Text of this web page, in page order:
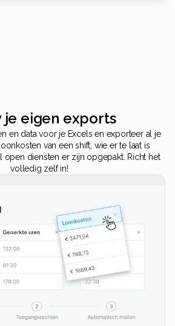
je eigen exports
van een shift, wie er te laat is
open diensten er zijn opgepakt. Richt het
volledig zelf in!